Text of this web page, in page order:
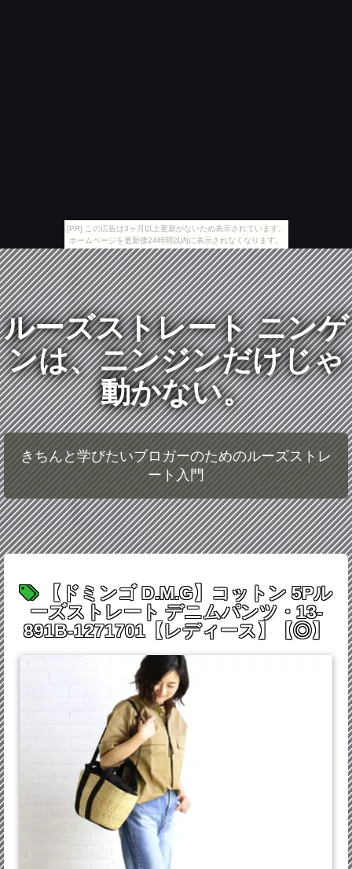
[PR] この広告は3ヶ月以上更新がないため表示されています。
ホームページを更新後24時間以内に表示されなくなります。
ルーズストレート ニンゲ
ンは、ニンジンだけじゃ
動かない。
きちんと学びたいブロガーのためのルーズストレ
ート入門
【ドミンゴ D.M.G】コットン 5Pル
ーズストレート デニムパンツ・13-
891B-1271701【レディース】【◎】